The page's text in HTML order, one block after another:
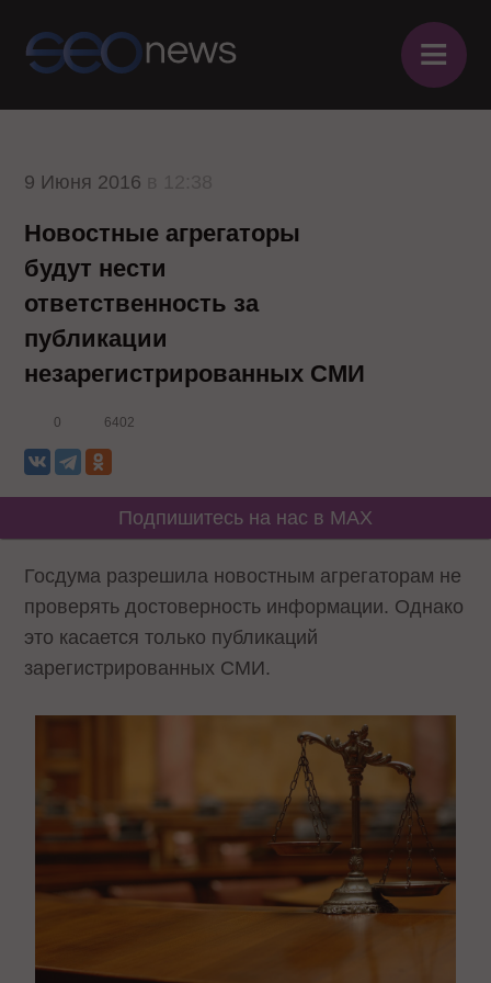
≡
9 Июня 2016
Новостные агрегаторы
будут нести
ответственность за
публикации
незарегистрированных СМИ
0 6402
Подпишитесь на нас в MAX
Госдума разрешила новостным агрегаторам не
проверять достоверность информации. Однако
это касается только публикаций
зарегистрированных СМИ.